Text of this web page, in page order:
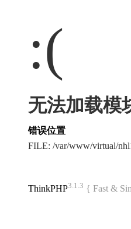
:(
无法加载模
错误位置
FILE: /var/www/virtual/
ThinkPHP3.1.3 { Fast &